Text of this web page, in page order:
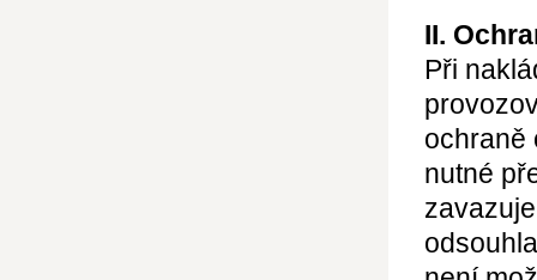
II.
Při
ochraně
nutné